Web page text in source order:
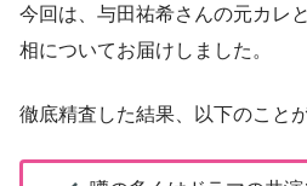
今回は、与田祐希さんの元カレ
相についてお届けしました。
徹底精査した結果、以下のこと